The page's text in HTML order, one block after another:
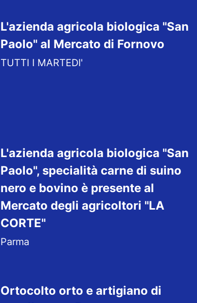
L'azienda agricola biologica "San
Paolo" al Mercato di Fornovo
TUTTI I MARTEDI'
L'azienda agricola biologica "San
Paolo", specialità carne di suino
nero e bovino è presente al
Mercato degli agricoltori "LA
CORTE"
Parma
Ortocolto orto e artigiano di